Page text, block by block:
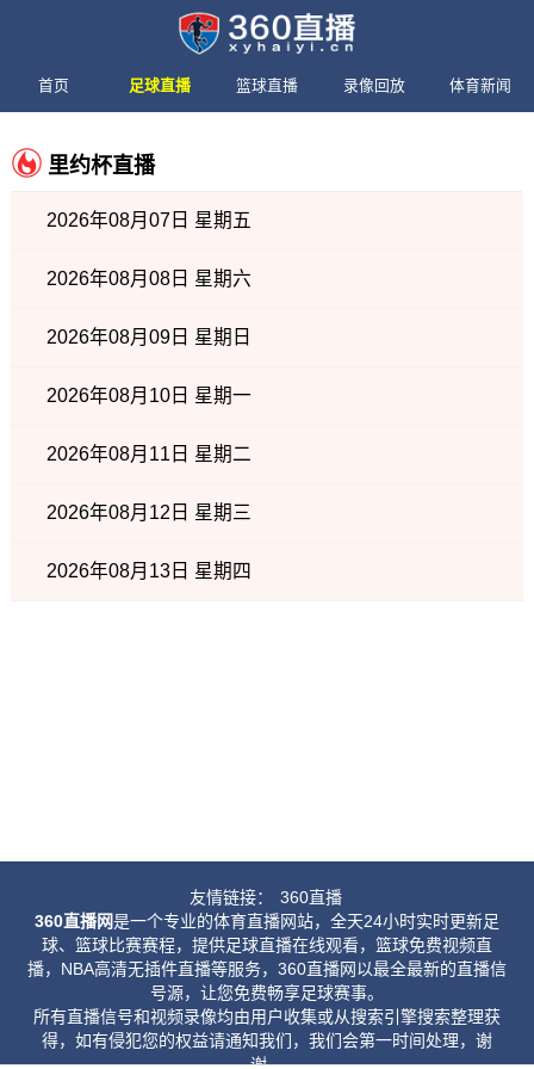
首页 足球直播 篮球直播 录像回放 体育新闻
里约杯直播
2026年08月07日 星期五
2026年08月08日 星期六
2026年08月09日 星期日
2026年08月10日 星期一
2026年08月11日 星期二
2026年08月12日 星期三
2026年08月13日 星期四
友情链接：
360直播
360直播网是一个专业的体育直播网站，全天24小时实时更新足
球、篮球比赛赛程，提供足球直播在线观看，篮球免费视频直
播，NBA高清无插件直播等服务，360直播网以最全最新的直播信
号源，让您免费畅享足球赛事。
所有直播信号和视频录像均由用户收集或从搜索引擎搜索整理获
得，如有侵犯您的权益请通知我们，我们会第一时间处理，谢
谢。